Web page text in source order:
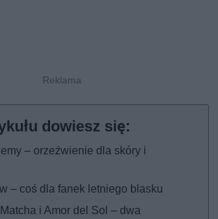
– orzeźwienie dla skóry i
– coś dla fanek letniego blasku
i Amor del Sol – dwa